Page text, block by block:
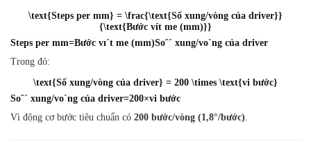
\text{Steps per mm} = \frac{\text{Số xung/vòng của driver}}
{\text{Bước vít me (mm)}}
Steps per mm=Bước vıˊt me (mm)Soˆˊ xung/voˋng của driver
Trong đó:
\text{Số xung/vòng của driver} = 200 \times \text{vi bước}
Soˆˊ xung/voˋng của driver=200×vi bước
Vì động cơ bước tiêu chuẩn có 200 bước/vòng (1,8°/bước).